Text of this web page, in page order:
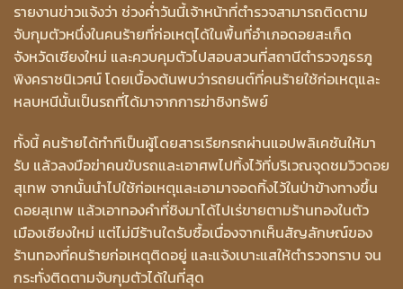
รายงานข่าวแจ้งว่า ช่วงค่ำวันนี้เจ้าหน้าที่ตำรวจสามารถติดตาม
จับกุมตัวหนึ่งในคนร้ายที่ก่อเหตุได้ในพื้นที่อำเภอดอยสะเก็ด
จังหวัดเชียงใหม่ และควบคุมตัวไปสอบสวนที่สถานีตำรวจภูธรภู
พิงคราชนิเวศน์ โดยเบื้องต้นพบว่ารถยนต์ที่คนร้ายใช้ก่อเหตุและ
หลบหนีนั้นเป็นรถที่ได้มาจากการฆ่าชิงทรัพย์
ทั้งนี้ คนร้ายได้ทำทีเป็นผู้โดยสารเรียกรถผ่านแอปพลิเคชันให้มา
รับ แล้วลงมือฆ่าคนขับรถและเอาศพไปทิ้งไว้ที่บริเวณจุดชมวิวดอย
สุเทพ จากนั้นนำไปใช้ก่อเหตุและเอามาจอดทิ้งไว้ในป่าข้างทางขึ้น
ดอยสุเทพ แล้วเอาทองคำที่ชิงมาได้ไปเร่ขายตามร้านทองในตัว
เมืองเชียงใหม่ แต่ไม่มีร้านใดรับซื้อเนื่องจากเห็นสัญลักษณ์ของ
ร้านทองที่คนร้ายก่อเหตุติดอยู่ และแจ้งเบาะแสให้ตำรวจทราบ จน
กระทั่งติดตามจับกุมตัวได้ในที่สุด